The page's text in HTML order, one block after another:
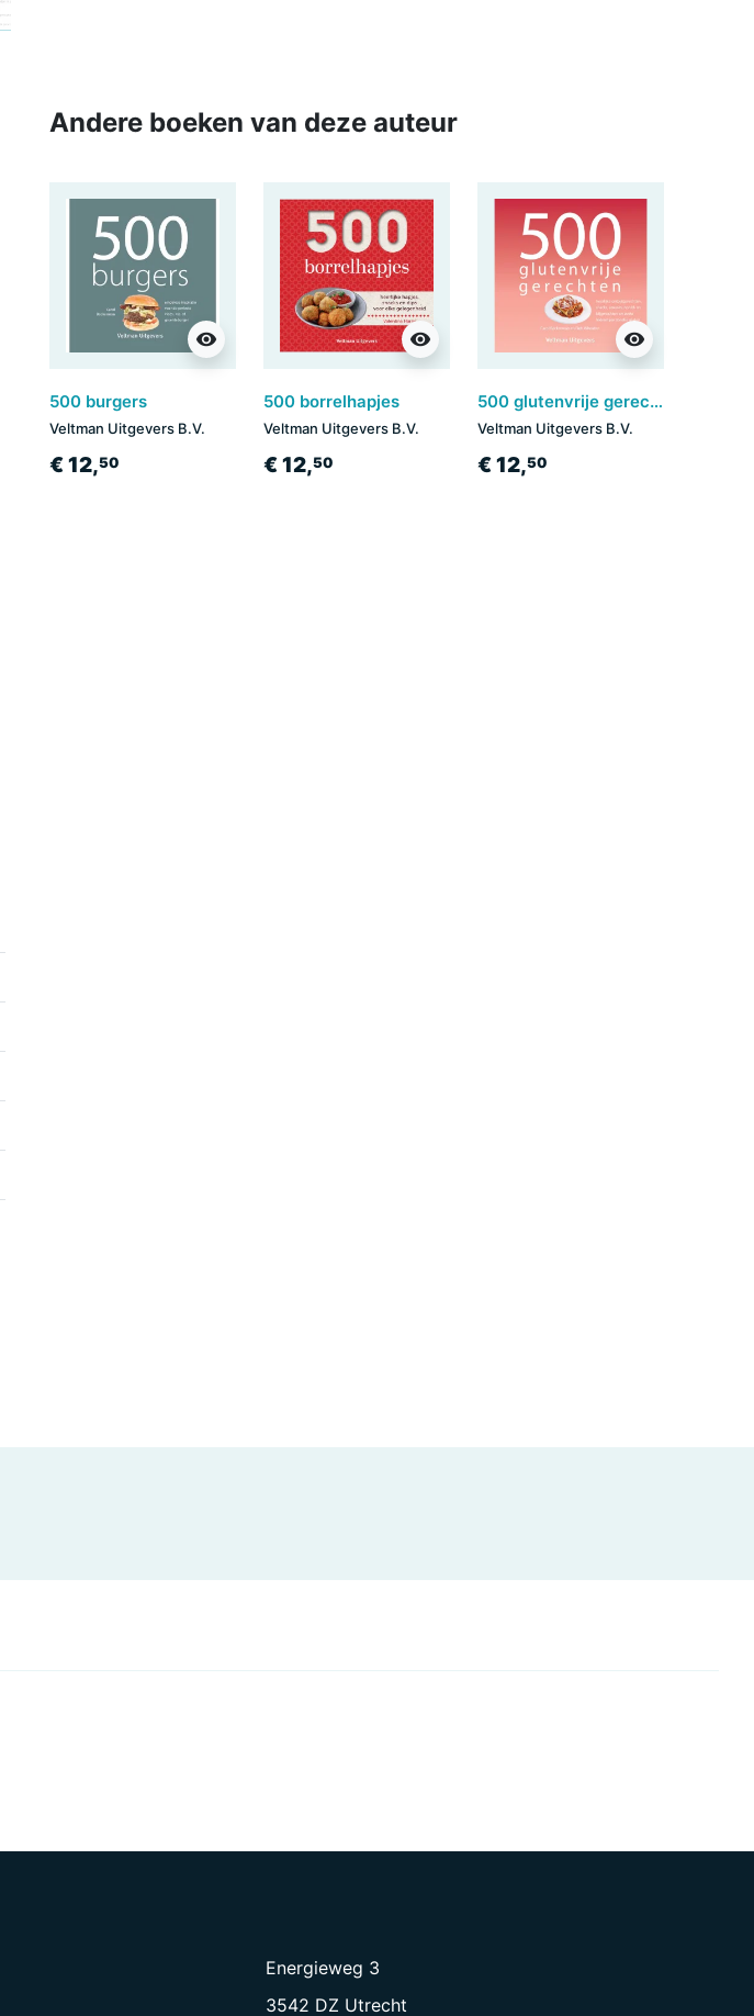
Andere boeken van deze auteur
visibility
500 burgers
Veltman Uitgevers B.V.
€ 12,50
visibility
500 borrelhapjes
Veltman Uitgevers B.V.
€ 12,50
visibility
500 glutenvrije gerechten
Veltman Uitgevers B.V.
€ 12,50
Energieweg 3
3542 DZ Utrecht